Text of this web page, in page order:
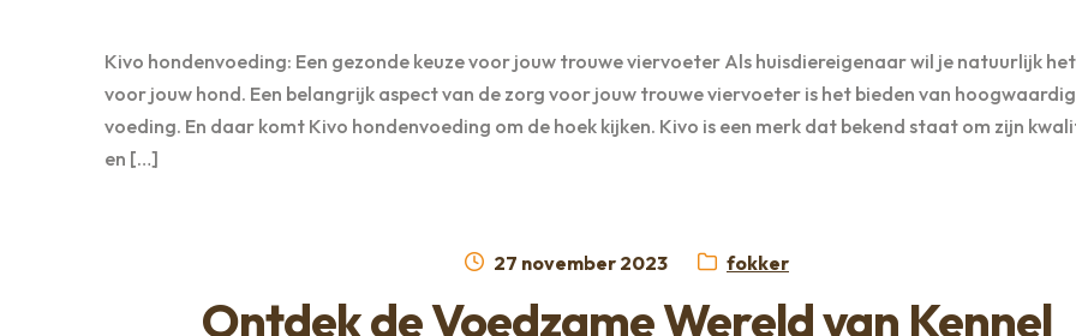
Kivo hondenvoeding: Een gezonde keuze voor jouw trouwe viervoeter Als huisdiereigenaar wil je natuurlijk
voor jouw hond. Een belangrijk aspect van de zorg voor jouw trouwe viervoeter is het bieden van
voeding. En daar komt Kivo hondenvoeding om de hoek kijken. Kivo is een merk dat bekend staat om zijn
en […]
Geplaatst
27 november 2023 Categorie:
fokker
Ontdek de Voedzame Wereld van Kennel